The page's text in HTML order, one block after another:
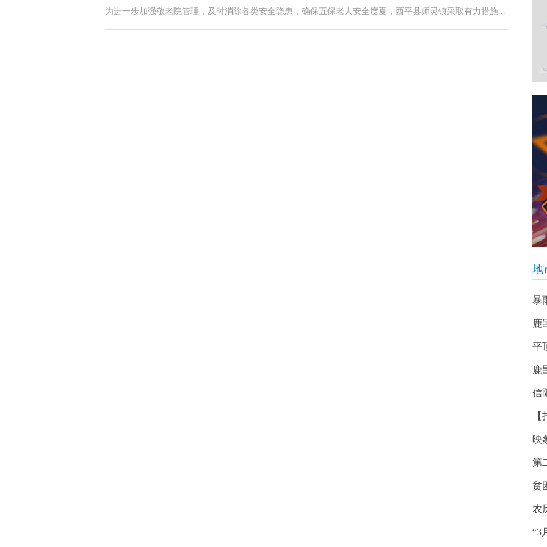
为进一步加强敬老院管理，及时消除各类安全隐患，确保五保老人安全度夏，西平县师灵镇采取有力措施...
地
暴
鹿
平
鹿
信
映
第
贫
农
“3